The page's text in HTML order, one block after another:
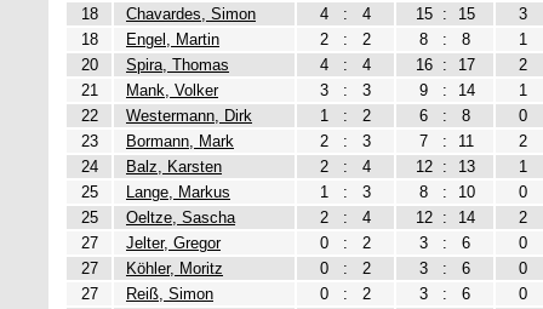
18
Chavardes, Simon 4 : 4 15 : 15 3
18
Engel, Martin 2 : 2 8 : 8 1
20
Spira, Thomas 4 : 4 16 : 17 2
21
Mank, Volker 3 : 3 9 : 14 1
22
Westermann, Dirk 1 : 2 6 : 8 0
23
Bormann, Mark 2 : 3 7 : 11 2
24
Balz, Karsten 2 : 4 12 : 13 1
25
Lange, Markus 1 : 3 8 : 10 0
25
Oeltze, Sascha 2 : 4 12 : 14 2
27
Jelter, Gregor 0 : 2 3 : 6 0
27
Köhler, Moritz 0 : 2 3 : 6 0
27
Reiß, Simon 0 : 2 3 : 6 0